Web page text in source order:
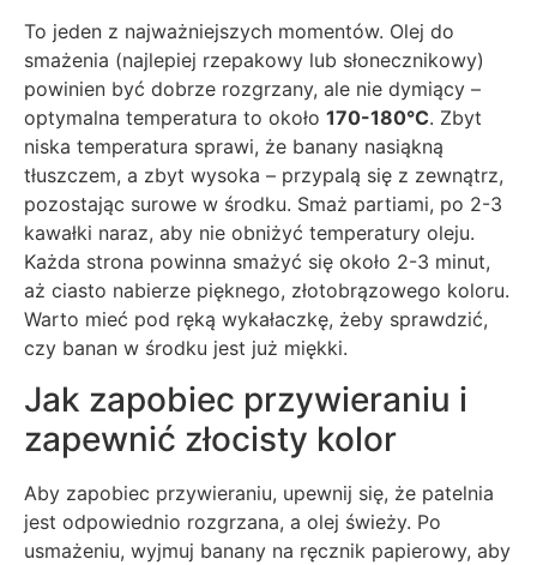
To jeden z najważniejszych momentów. Olej do
smażenia (najlepiej rzepakowy lub słonecznikowy)
powinien być dobrze rozgrzany, ale nie dymiący –
optymalna temperatura to około 170-180°C. Zbyt
niska temperatura sprawi, że banany nasiąkną
tłuszczem, a zbyt wysoka – przypalą się z zewnątrz,
pozostając surowe w środku. Smaż partiami, po 2-3
kawałki naraz, aby nie obniżyć temperatury oleju.
Każda strona powinna smażyć się około 2-3 minut,
aż ciasto nabierze pięknego, złotobrązowego koloru.
Warto mieć pod ręką wykałaczkę, żeby sprawdzić,
czy banan w środku jest już miękki.
Jak zapobiec przywieraniu i
zapewnić złocisty kolor
Aby zapobiec przywieraniu, upewnij się, że patelnia
jest odpowiednio rozgrzana, a olej świeży. Po
usmażeniu, wyjmuj banany na ręcznik papierowy, aby